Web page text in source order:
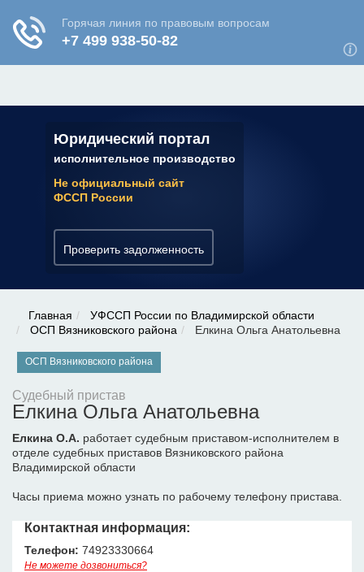
Юридический портал
исполнительное производство
Не официальный сайт
ФССП России
Проверить задолженность
✆ 7 (800) 350-22-64
Главная
УФССП России по Владимирской области
ОСП Вязниковского района
Елкина Ольга Анатольевна
ОСП Вязниковского района
Судебный пристав
Елкина Ольга Анатольевна
Елкина О.А. работает судебным приставом-исполнителем в
отделе судебных приставов Вязниковского района
Владимирской области
Часы приема можно узнать по рабочему телефону пристава.
Контактная информация:
Телефон: 74923330664
Не можете дозвониться?